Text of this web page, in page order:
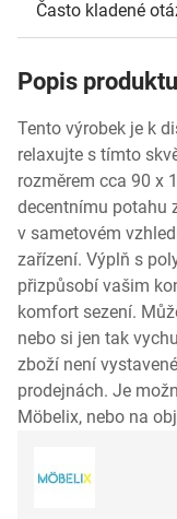
Často kladené
Popis produktu
Tento výrobek je k
relaxujte s tímto
rozměrem cca 90 x
decentnímu potahu
v sametovém
zařízení. Výplň s
přizpůsobí vašim
komfort sezení.
nebo si jen tak
zboží není
prodejnách. Je
Möbelix, nebo na